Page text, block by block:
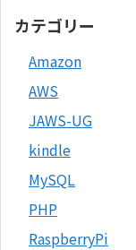
カテゴリー
Amazon
AWS
JAWS-UG
kindle
MySQL
PHP
RaspberryPi